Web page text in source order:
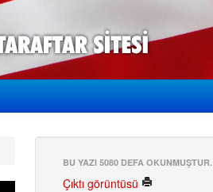
BU YAZI 5080 DEFA OKUNMUŞTUR.
Çıktı görüntüsü